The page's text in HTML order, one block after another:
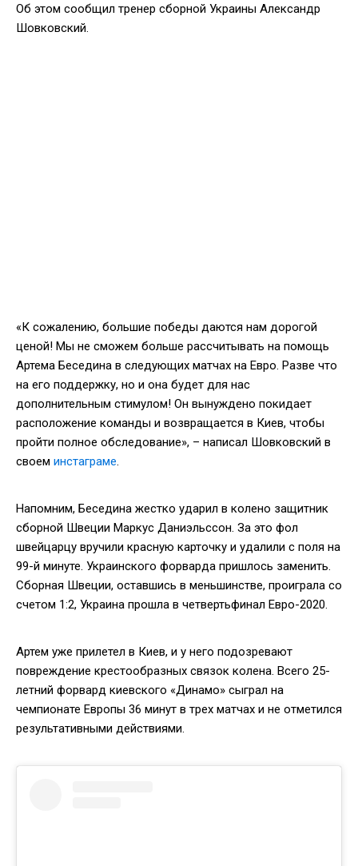
Об этом сообщил тренер сборной Украины Александр
Шовковский.
«К сожалению, большие победы даются нам дорогой
ценой! Мы не сможем больше рассчитывать на помощь
Артема Беседина в следующих матчах на Евро. Разве что
на его поддержку, но и она будет для нас
дополнительным стимулом! Он вынуждено покидает
расположение команды и возвращается в Киев, чтобы
пройти полное обследование», – написал Шовковский в
своем инстаграме.
Напомним, Беседина жестко ударил в колено защитник
сборной Швеции Маркус Даниэльссон. За это фол
швейцарцу вручили красную карточку и удалили с поля на
99-й минуте. Украинского форварда пришлось заменить.
Сборная Швеции, оставшись в меньшинстве, проиграла со
счетом 1:2, Украина прошла в четвертьфинал Евро-2020.
Артем уже прилетел в Киев, и у него подозревают
повреждение крестообразных связок колена. Всего 25-
летний форвард киевского «Динамо» сыграл на
чемпионате Европы 36 минут в трех матчах и не отметился
результативными действиями.